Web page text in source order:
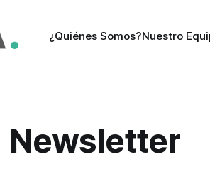
¿Quiénes Somos?Nuestro
Newsletter